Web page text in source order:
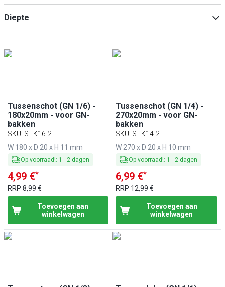
Diepte
Tussenschot (GN 1/6) -
180x20mm - voor GN-
bakken
SKU: STK16-2
W 180 x D 20 x H 11 mm
Op voorraad!: 1 - 2 dagen
4,99 €*
RRP 8,99 €
Toevoegen aan
winkelwagen
Tussenschot (GN 1/4) -
270x20mm - voor GN-
bakken
SKU: STK14-2
W 270 x D 20 x H 10 mm
Op voorraad!: 1 - 2 dagen
6,99 €*
RRP 12,99 €
Toevoegen aan
winkelwagen